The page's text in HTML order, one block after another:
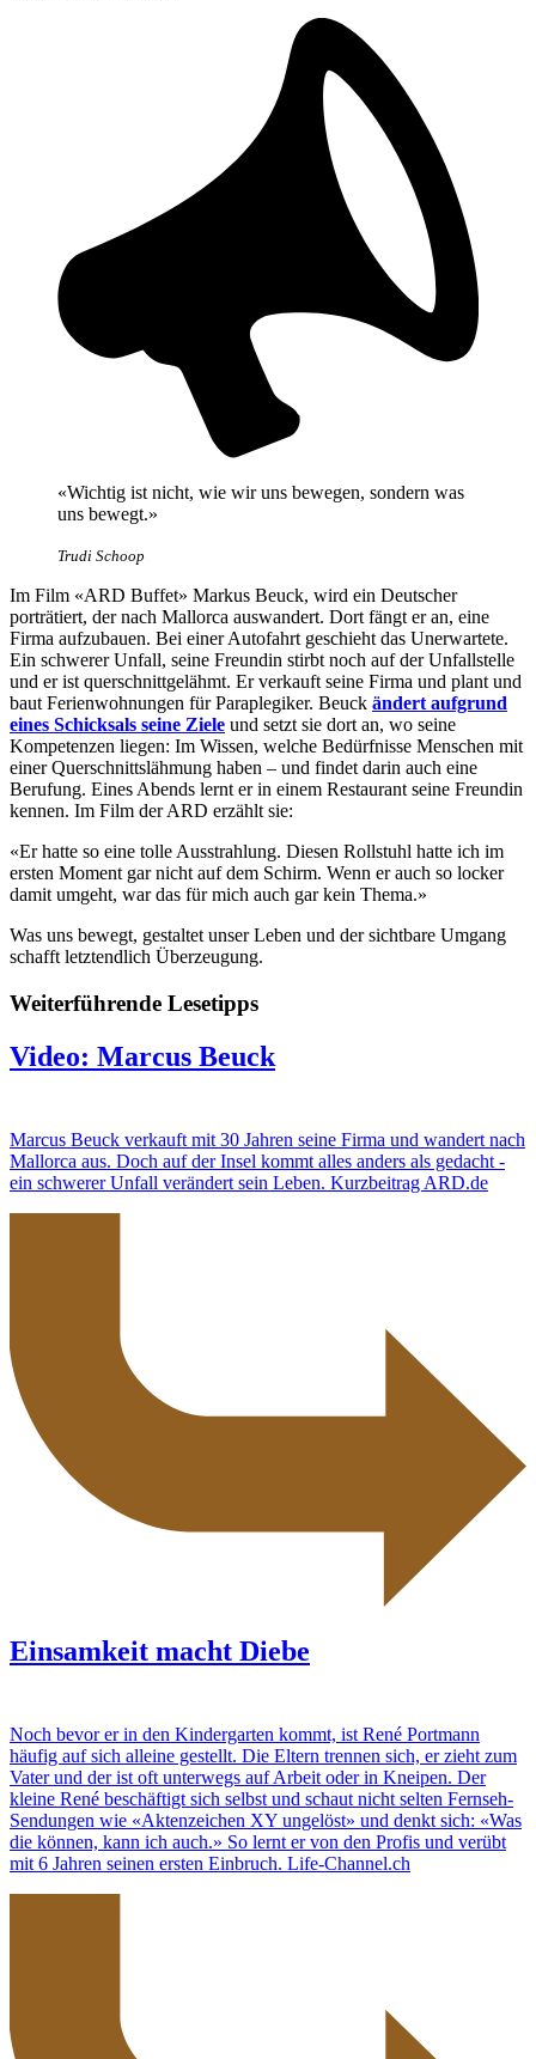
«Wichtig ist nicht, wie wir uns bewegen, sondern was
uns bewegt.»
Trudi Schoop
Im Film «ARD Buffet» Markus Beuck, wird ein Deutscher
porträtiert, der nach Mallorca auswandert. Dort fängt er an, eine
Firma aufzubauen. Bei einer Autofahrt geschieht das Unerwartete.
Ein schwerer Unfall, seine Freundin stirbt noch auf der Unfallstelle
und er ist querschnittgelähmt. Er verkauft seine Firma und plant und
baut Ferienwohnungen für Paraplegiker. Beuck ändert aufgrund
eines Schicksals seine Ziele und setzt sie dort an, wo seine
Kompetenzen liegen: Im Wissen, welche Bedürfnisse Menschen mit
einer Querschnittslähmung haben – und findet darin auch eine
Berufung. Eines Abends lernt er in einem Restaurant seine Freundin
kennen. Im Film der ARD erzählt sie:
«Er hatte so eine tolle Ausstrahlung. Diesen Rollstuhl hatte ich im
ersten Moment gar nicht auf dem Schirm. Wenn er auch so locker
damit umgeht, war das für mich auch gar kein Thema.»
Was uns bewegt, gestaltet unser Leben und der sichtbare Umgang
schafft letztendlich Überzeugung.
Weiterführende Lesetipps
Video: Marcus Beuck
Marcus Beuck verkauft mit 30 Jahren seine Firma und wandert nach
Mallorca aus. Doch auf der Insel kommt alles anders als gedacht -
ein schwerer Unfall verändert sein Leben. Kurzbeitrag ARD.de
Einsamkeit macht Diebe
Noch bevor er in den Kindergarten kommt, ist René Portmann
häufig auf sich alleine gestellt. Die Eltern trennen sich, er zieht zum
Vater und der ist oft unterwegs auf Arbeit oder in Kneipen. Der
kleine René beschäftigt sich selbst und schaut nicht selten Fernseh-
Sendungen wie «Aktenzeichen XY ungelöst» und denkt sich: «Was
die können, kann ich auch.» So lernt er von den Profis und verübt
mit 6 Jahren seinen ersten Einbruch. Life-Channel.ch